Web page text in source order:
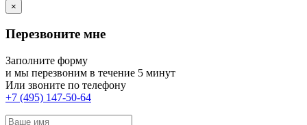
×
Перезвоните мне
Заполните форму
и мы перезвоним в течение 5 минут
Или звоните по телефону
+7 (495) 147-50-64